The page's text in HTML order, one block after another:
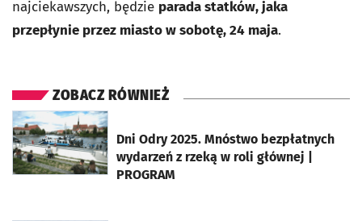
najciekawszych, będzie parada statków, jaka
przepłynie przez miasto w sobotę, 24 maja.
ZOBACZ RÓWNIEŻ
Dni Odry 2025. Mnóstwo bezpłatnych
wydarzeń z rzeką w roli głównej |
PROGRAM
otworzy się w nowej karcie